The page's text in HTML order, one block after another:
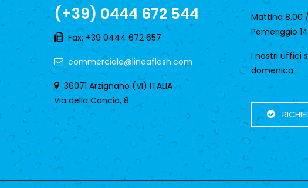
(+39) 0444 672 544
Fax: +39 0444 672 657
commerciale@lineaflesh.com
36071 Arzignano (VI) ITALIA
Via della Concia, 8
Mattina 8.00 /
Pomeriggio
I nostri uffici
domenica